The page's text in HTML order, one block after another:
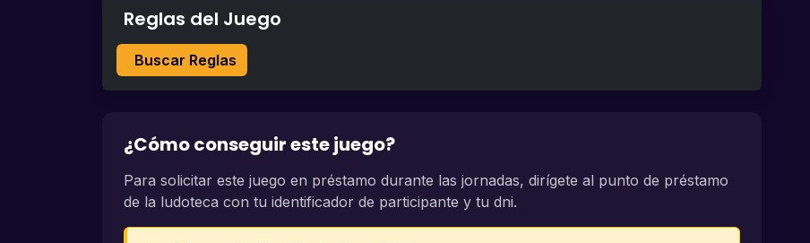
Reglas del Juego
Buscar Reglas
¿Cómo conseguir este juego?
Para solicitar este juego en préstamo durante las jornadas, dirígete al punto de préstamo
de la ludoteca con tu identificador de participante y tu dni.